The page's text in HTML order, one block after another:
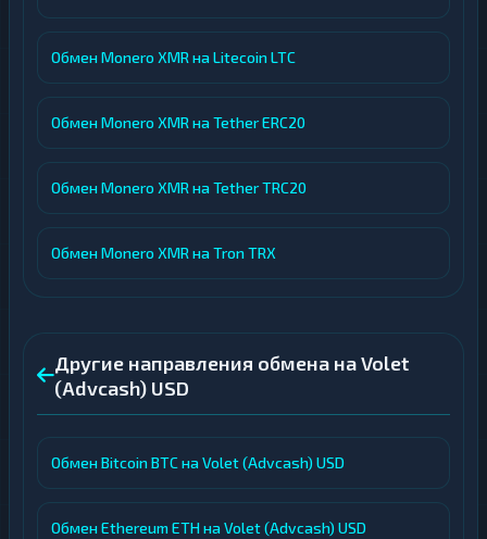
Обмен Monero XMR на Litecoin LTC
Обмен Monero XMR на Tether ERC20
Обмен Monero XMR на Tether TRC20
Обмен Monero XMR на Tron TRX
Другие направления обмена на Volet
(Advcash) USD
Обмен Bitcoin BTC на Volet (Advcash) USD
Обмен Ethereum ETH на Volet (Advcash) USD